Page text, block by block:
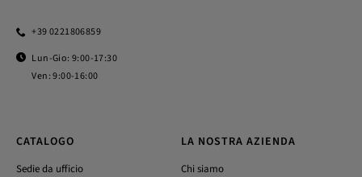
+39 0221806859
Lun-Gio: 9:00-17:30
Ven: 9:00-16:00
CATALOGO
Sedie da ufficio
LA NOSTRA AZIENDA
Chi siamo